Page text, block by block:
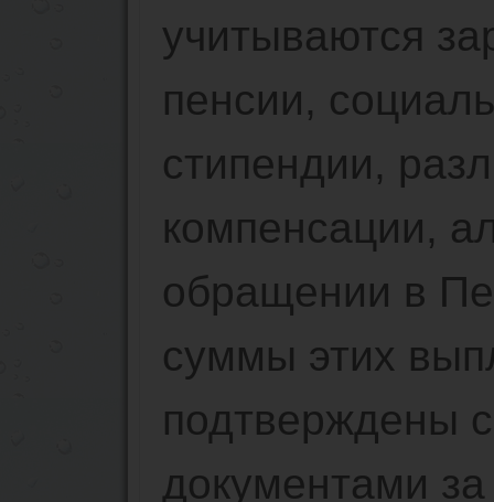
учитываются
пенсии,
стипендии,
компенсации,
обращении в
суммы этих
подтверждены
документами